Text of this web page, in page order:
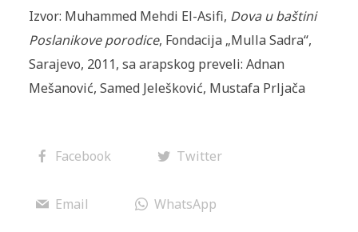
Izvor: Muhammed Mehdi El-Asifi, Dova u baštini
Poslanikove porodice, Fondacija „Mulla Sadra“,
Sarajevo, 2011, sa arapskog preveli: Adnan
Mešanović, Samed Jelešković, Mustafa Prljača
Facebook Twitter
Email WhatsApp